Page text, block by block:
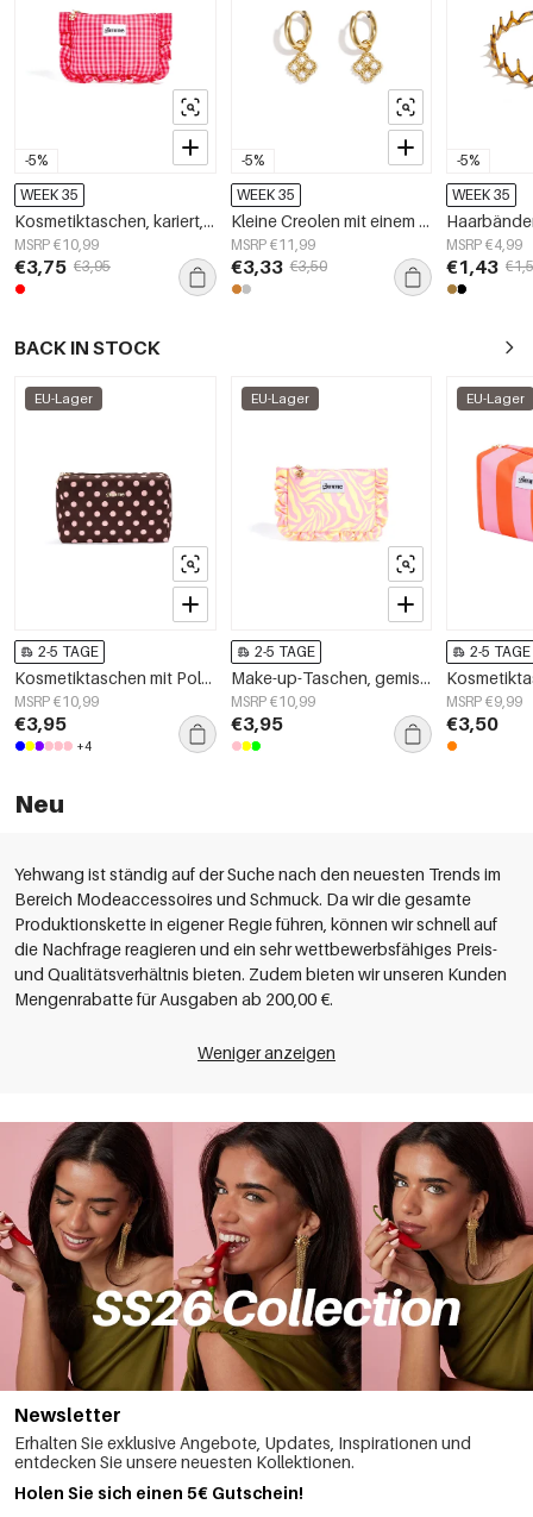
-5%
WEEK 35
Kosmetiktaschen, kariert, aus Polyester, tägliche Accessoires
MSRP €10,99
€3,75 €3,95
-5%
WEEK 35
Kleine Creolen mit einem Kleeblatt-Anhänger aus Zirkonia
MSRP €11,99
€3,33 €3,50
-5%
WEEK 35
MSRP €4,99
€1,43
BACK IN STOCK
EU-Lager
2-5 TAGE
Kosmetiktaschen mit Polka Dots, schlichtes Polyester, Alltagsaccessoires
MSRP €10,99
€3,95
+4
EU-Lager
2-5 TAGE
Make-up-Taschen, gemischte Farben, Polyester, Alltagsaccessoires
MSRP €10,99
€3,95
EU-Lager
2-5 TAGE
MSRP €9,99
€3,50
Neu
Yehwang ist ständig auf der Suche nach den neuesten Trends im
Bereich Modeaccessoires und Schmuck. Da wir die gesamte
Produktionskette in eigener Regie führen, können wir schnell auf
die Nachfrage reagieren und ein sehr wettbewerbsfähiges Preis-
und Qualitätsverhältnis bieten. Zudem bieten wir unseren Kunden
Mengenrabatte für Ausgaben ab 200,00 €.
Weniger anzeigen
Newsletter
Erhalten Sie exklusive Angebote, Updates, Inspirationen und
entdecken Sie unsere neuesten Kollektionen.
Holen Sie sich einen 5€ Gutschein!